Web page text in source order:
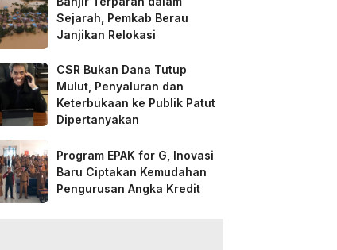
Sejarah, Pemkab Berau
Janjikan Relokasi
CSR Bukan Dana Tutup
Mulut, Penyaluran dan
Keterbukaan ke Publik Patut
Dipertanyakan
Program EPAK for G, Inovasi
Baru Ciptakan Kemudahan
Pengurusan Angka Kredit